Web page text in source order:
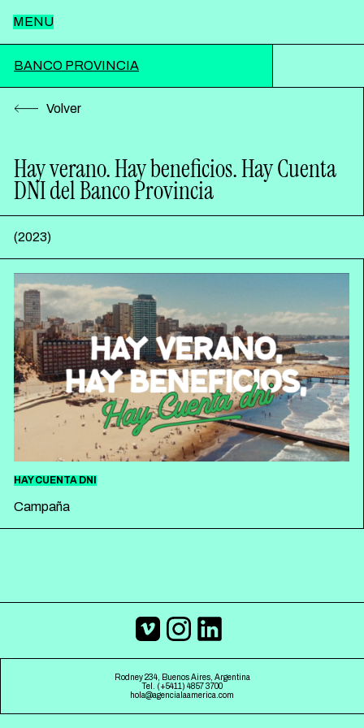
BANCO PROVINCIA
MENU
Inicio
Trabajos
Notas
Contacto
ESPAÑOL ENGLISH
Volver
Hay verano. Hay beneficios. Hay Cuenta
DNI del Banco Provincia
HAY CUENTA DNI
Campaña
(2023)
Rodney 234, Buenos Aires, Argentina
Tel. (+5411) 4857 3700
hola@agencialaamerica.com